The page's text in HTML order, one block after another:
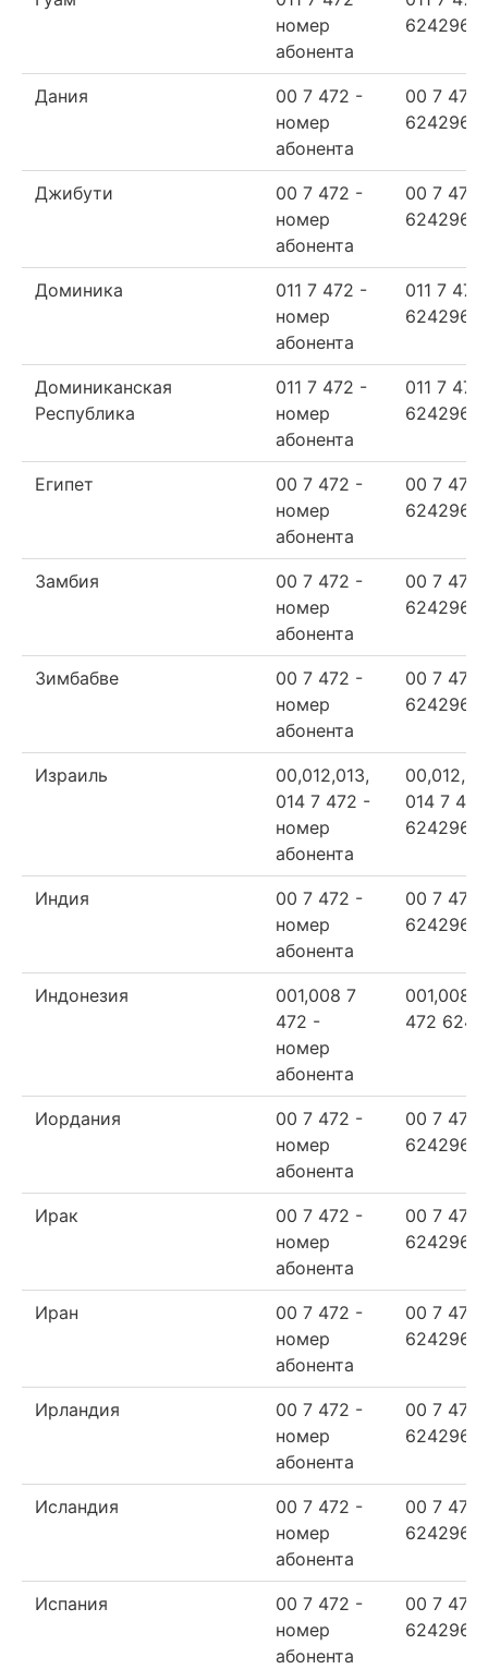
номер
абонента
624296
Дания
00 7 472 -
номер
абонента
00 7 472
624296
Джибути
00 7 472 -
номер
абонента
00 7 472
624296
Доминика
011 7 472 -
номер
абонента
011 7 472
624296
Доминиканская
Республика
011 7 472 -
номер
абонента
011 7 472
624296
Египет
00 7 472 -
номер
абонента
00 7 472
624296
Замбия
00 7 472 -
номер
абонента
00 7 472
624296
Зимбабве
00 7 472 -
номер
абонента
00 7 472
624296
Израиль
00,012,013,
014 7 472 -
номер
абонента
014 7 472
624296
Индия
00 7 472 -
номер
абонента
00 7 472
624296
Индонезия
001,008 7
472 -
номер
абонента
001,008 7
472
Иордания
00 7 472 -
номер
абонента
00 7 472
624296
Ирак
00 7 472 -
номер
абонента
00 7 472
624296
Иран
00 7 472 -
номер
абонента
00 7 472
624296
Ирландия
00 7 472 -
номер
абонента
00 7 472
624296
Исландия
00 7 472 -
номер
абонента
00 7 472
624296
Испания
00 7 472 -
номер
абонента
00 7 472
624296